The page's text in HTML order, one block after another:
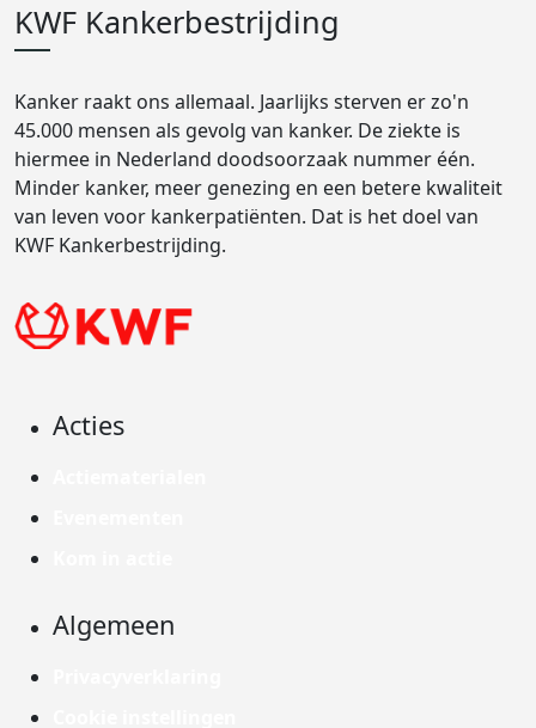
KWF Kankerbestrijding
Kanker raakt ons allemaal. Jaarlijks sterven er zo'n
45.000 mensen als gevolg van kanker. De ziekte is
hiermee in Nederland doodsoorzaak nummer één.
Minder kanker, meer genezing en een betere kwaliteit
van leven voor kankerpatiënten. Dat is het doel van
KWF Kankerbestrijding.
Acties
Algemeen